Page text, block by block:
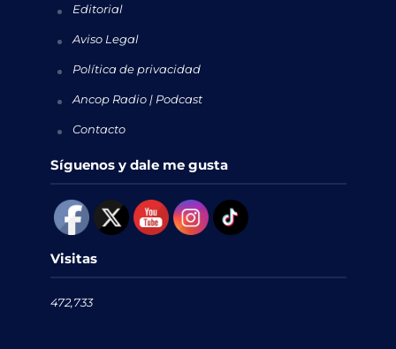
Editorial
Aviso Legal
Política de privacidad
Ancop Radio | Podcast
Contacto
Síguenos y dale me gusta
Visitas
472,733